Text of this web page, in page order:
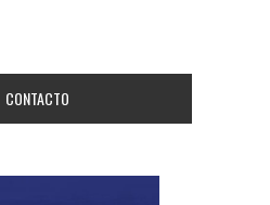
CONTACTO